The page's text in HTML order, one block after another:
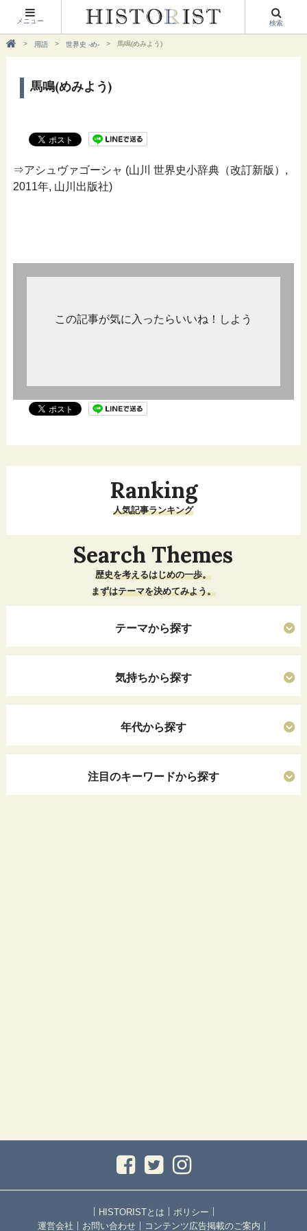
メニュー 検索
用語 世界史 -め- 馬鳴(めみよう)
馬鳴(めみよう)
⇒アシュヴァゴーシャ (山川 世界史小辞典（改訂新版）,
2011年, 山川出版社)
この記事が気に入ったらいいね！しよう
Ranking
人気記事ランキング
Search Themes
歴史を考えるはじめの一歩。
まずはテーマを決めてみよう。
テーマから探す
気持ちから探す
年代から探す
注目のキーワードから探す
｜ HISTORISTとは ｜ ポリシー ｜
運営会社 ｜ お問い合わせ ｜ コンテンツ広告掲載のご案内 ｜